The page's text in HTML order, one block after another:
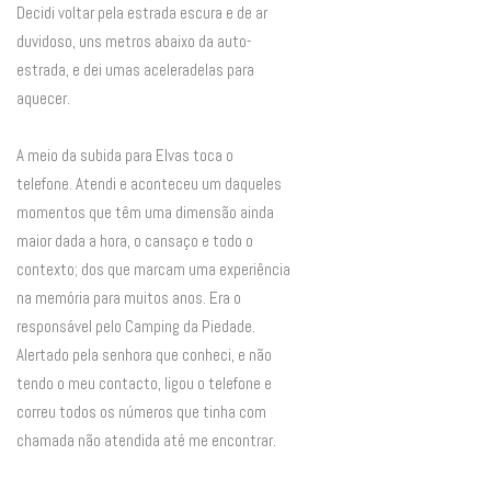
Decidi voltar pela estrada escura e de ar
duvidoso, uns metros abaixo da auto-
estrada, e dei umas aceleradelas para
aquecer.
A meio da subida para Elvas toca o
telefone. Atendi e aconteceu um daqueles
momentos que têm uma dimensão ainda
maior dada a hora, o cansaço e todo o
contexto; dos que marcam uma experiência
na memória para muitos anos. Era o
responsável pelo Camping da Piedade.
Alertado pela senhora que conheci, e não
tendo o meu contacto, ligou o telefone e
correu todos os números que tinha com
chamada não atendida até me encontrar.